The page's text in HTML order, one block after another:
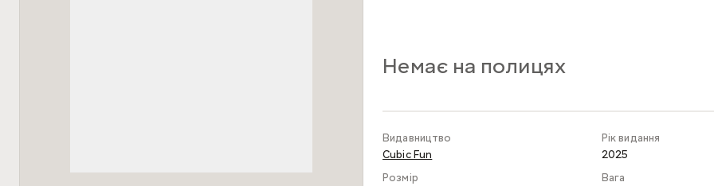
Немає на полицях
Видавництво
Cubic Fun
Рік видання
2025
Розмір
Вага